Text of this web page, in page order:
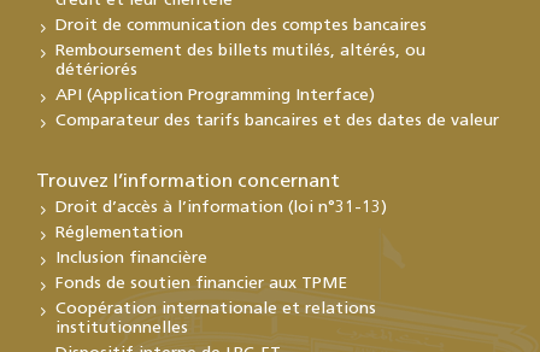
Droit de communication des comptes bancaires
Remboursement des billets mutilés, altérés, ou
détériorés
API (Application Programming Interface)
Comparateur des tarifs bancaires et des dates de valeur
Trouvez l’information concernant
Droit d’accès à l’information (loi n°31-13)
Réglementation
Inclusion financière
Fonds de soutien financier aux TPME
Coopération internationale et relations
institutionnelles